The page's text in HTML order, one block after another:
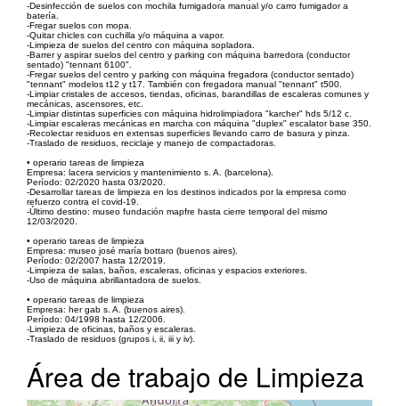
-Desinfección de suelos con mochila fumigadora manual y/o carro fumigador a
batería.
-Fregar suelos con mopa.
-Quitar chicles con cuchilla y/o máquina a vapor.
-Limpieza de suelos del centro con máquina sopladora.
-Barrer y aspirar suelos del centro y parking con máquina barredora (conductor
sentado) "tennant 6100".
-Fregar suelos del centro y parking con máquina fregadora (conductor sentado)
"tennant" modelos t12 y t17. También con fregadora manual "tennant" t500.
-Limpiar cristales de accesos, tiendas, oficinas, barandillas de escaleras comunes y
mecánicas, ascensores, etc.
-Limpiar distintas superficies con máquina hidrolimpiadora "karcher" hds 5/12 c.
-Limpiar escaleras mecánicas en marcha con máquina "duplex" escalator base 350.
-Recolectar residuos en extensas superficies llevando carro de basura y pinza.
-Traslado de residuos, reciclaje y manejo de compactadoras.
• operario tareas de limpieza
Empresa: lacera servicios y mantenimiento s. A. (barcelona).
Período: 02/2020 hasta 03/2020.
-Desarrollar tareas de limpieza en los destinos indicados por la empresa como
refuerzo contra el covid-19.
-Último destino: museo fundación mapfre hasta cierre temporal del mismo
12/03/2020.
• operario tareas de limpieza
Empresa: museo josé maría bottaro (buenos aires).
Período: 02/2007 hasta 12/2019.
-Limpieza de salas, baños, escaleras, oficinas y espacios exteriores.
-Uso de máquina abrillantadora de suelos.
• operario tareas de limpieza
Empresa: her gab s. A. (buenos aires).
Período: 04/1998 hasta 12/2006.
-Limpieza de oficinas, baños y escaleras.
-Traslado de residuos (grupos i, ii, iii y iv).
Área de trabajo de Limpieza